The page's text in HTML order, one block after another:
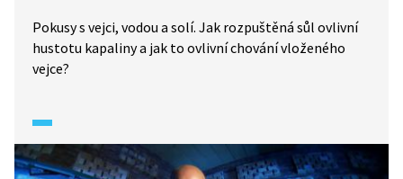
Pokusy s vejci, vodou a solí. Jak rozpuštěná sůl ovlivní
hustotu kapaliny a jak to ovlivní chování vloženého
vejce?